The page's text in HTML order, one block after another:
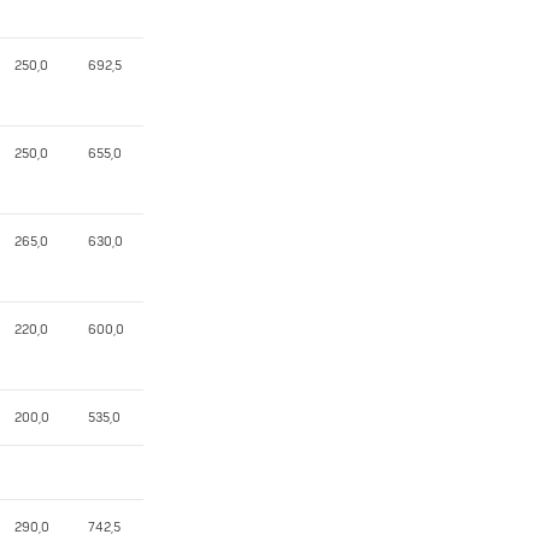
250,0 692,5
250,0 655,0
265,0 630,0
220,0 600,0
200,0 535,0
290,0 742,5